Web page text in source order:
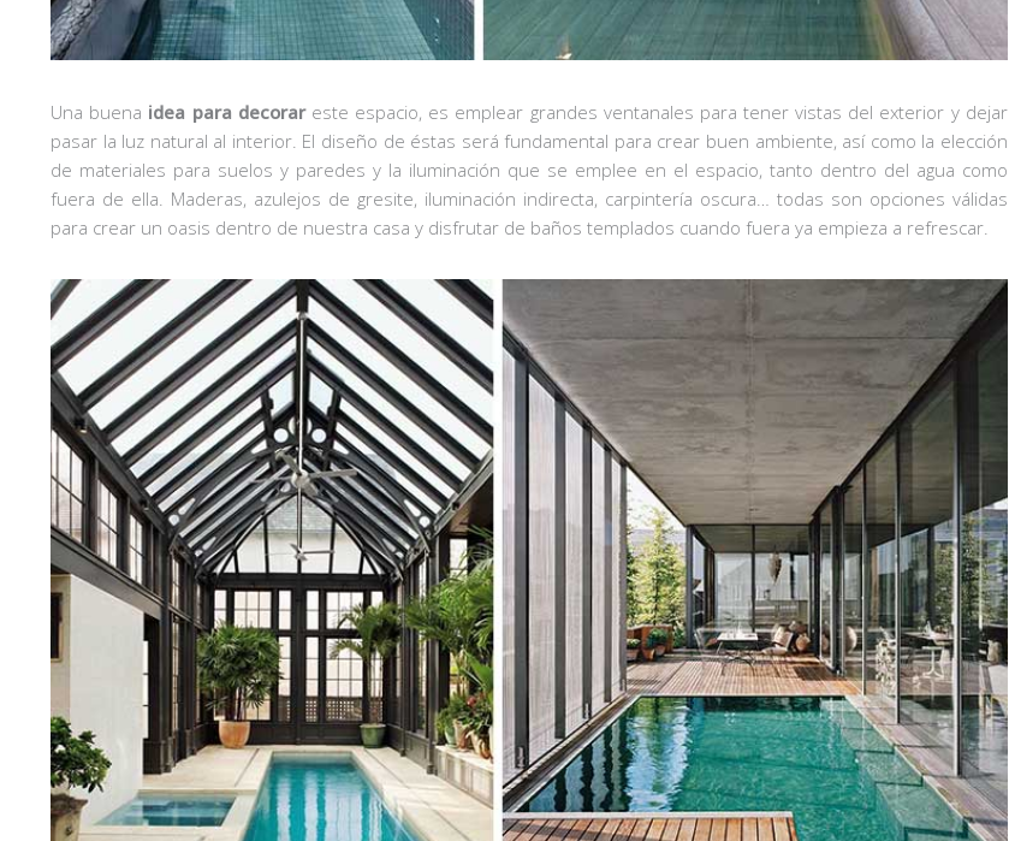
Una buena idea para decorareste espacio, es emplear grandes ventanales para tener vistas del exterior y dejar
pasar la luz natural al interior. El diseño de éstas será fundamental para crear buen ambiente, así como la elección
de materiales para suelos y paredes y la iluminación que se emplee en el espacio, tanto dentro del agua como
fuera de ella. Maderas, azulejos de gresite, iluminación indirecta, carpintería oscura… todas son opciones válidas
para crear un oasis dentro de nuestra casa y disfrutar de baños templados cuando fuera ya empieza a refrescar.